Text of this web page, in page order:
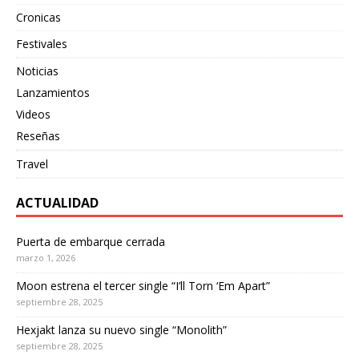
Cronicas
Festivales
Noticias
Lanzamientos
Videos
Reseñas
Travel
ACTUALIDAD
Puerta de embarque cerrada
marzo 1, 2026
Moon estrena el tercer single “I’ll Torn ‘Em Apart”
septiembre 28, 2025
Hexjakt lanza su nuevo single “Monolith”
septiembre 28, 2025